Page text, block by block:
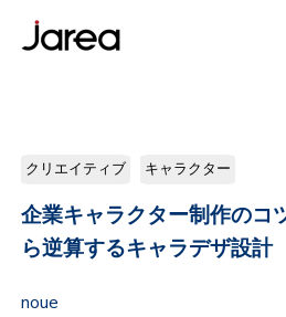
クリエイティブ キャラクター
企業キャラクター制作のコ
ら逆算するキャラデザ設計
noue